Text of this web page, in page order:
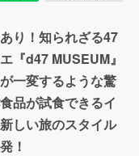
り！知られざる47
『d47 MUSEUM』
一変するような驚
品が試食できるイ
しい旅のスタイル
！